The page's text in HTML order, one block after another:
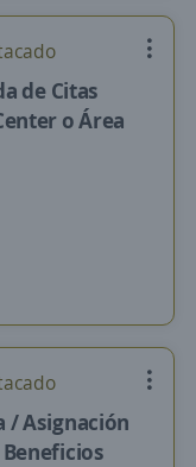
de Citas
o Área
/ Asignación